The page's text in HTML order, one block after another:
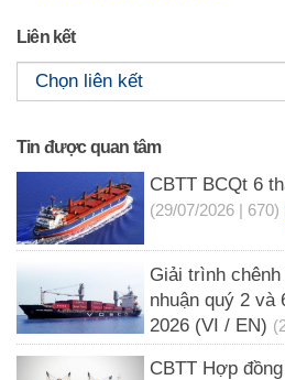
Liên kết
Tin được quan tâm
CBTT BCQt 6
(29/07/2026 | 670)
Giải trình
nhuận quý 2 và
2026 (VI / EN)
CBTT Hợp